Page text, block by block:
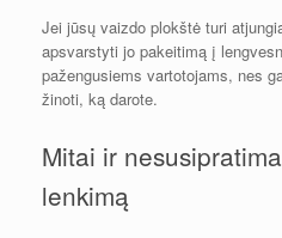
Jei jūsų vaizdo plokštė turi
apsvarstyti jo pakeitimą į
pažengusiems vartotojams, nes
žinoti, ką darote.
Mitai ir
lenkimą